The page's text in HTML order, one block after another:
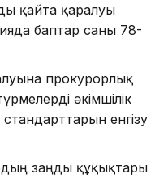
қайта қаралуы
баптар саны 78-
прокурорлық
әкімшілік
енгізу
заңды құқықтары